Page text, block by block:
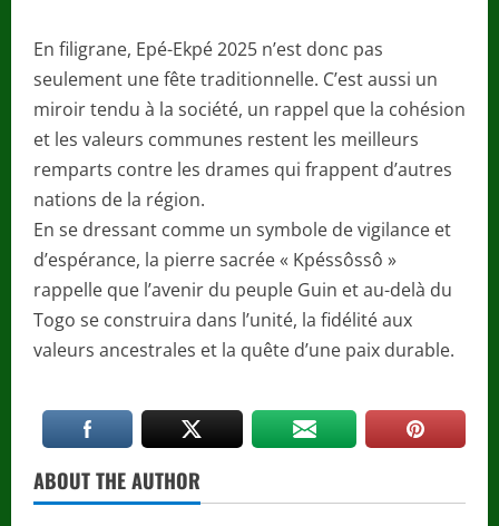
En filigrane, Epé-Ekpé 2025 n’est donc pas
seulement une fête traditionnelle. C’est aussi un
miroir tendu à la société, un rappel que la cohésion
et les valeurs communes restent les meilleurs
remparts contre les drames qui frappent d’autres
nations de la région.
En se dressant comme un symbole de vigilance et
d’espérance, la pierre sacrée « Kpéssôssô »
rappelle que l’avenir du peuple Guin et au-delà du
Togo se construira dans l’unité, la fidélité aux
valeurs ancestrales et la quête d’une paix durable.
ABOUT THE AUTHOR